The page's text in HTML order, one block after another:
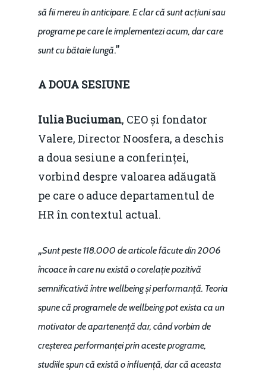
să fii mereu în anticipare. E clar că sunt acțiuni sau
programe pe care le implementezi acum, dar care
sunt cu bătaie lungă.”
A DOUA SESIUNE
Iulia Buciuman, CEO și fondator
Valere, Director Noosfera, a deschis
a doua sesiune a conferinței,
vorbind despre valoarea adăugată
pe care o aduce departamentul de
HR în contextul actual.
„Sunt peste 118.000 de articole făcute din 2006
încoace în care nu există o corelație pozitivă
semnificativă între wellbeing și performanță. Teoria
spune că programele de wellbeing pot exista ca un
motivator de apartenență dar, când vorbim de
creșterea performanței prin aceste programe,
studiile spun că există o influență, dar că aceasta